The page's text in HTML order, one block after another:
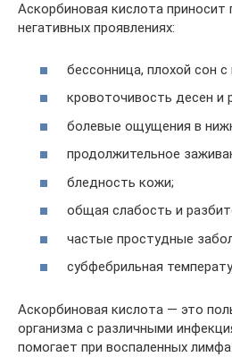
Аскорбиновая кислота приносит
негативных проявлениях:
бессонница, плохой сон
кровоточивость десен и
болевые ощущения в
продолжительное
бледность кожи;
общая слабость и
частые простудные
субфебрильная
Аскорбиновая кислота — это
организма с различными
помогает при воспаленных